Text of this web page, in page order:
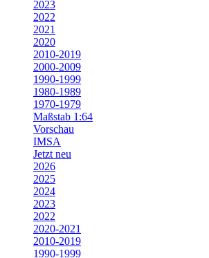
2023
2022
2021
2020
2010-2019
2000-2009
1990-1999
1980-1989
1970-1979
Maßstab 1:64
Vorschau
IMSA
Jetzt neu
2026
2025
2024
2023
2022
2020-2021
2010-2019
1990-1999